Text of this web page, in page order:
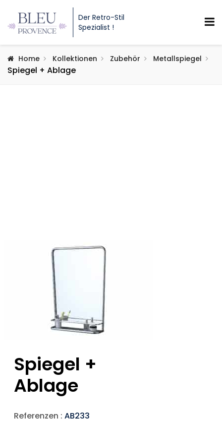
Der Retro-Stil
Spezialist !
Home Kollektionen Zubehör Metallspiegel
Spiegel + Ablage
Spiegel +
Ablage
Referenzen : AB233